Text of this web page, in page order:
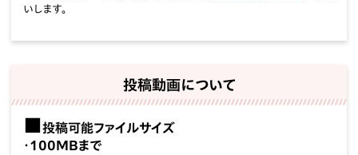
いします。
投稿動画について
投稿可能ファイルサイズ
・100MBまで